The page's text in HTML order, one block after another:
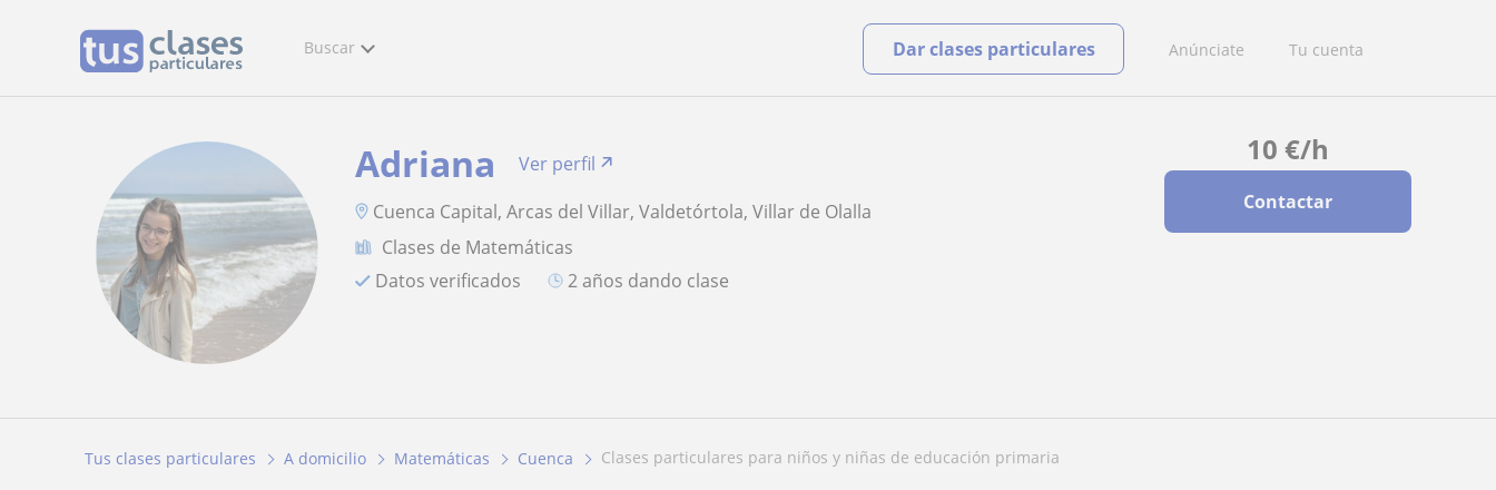
Buscar Anúnciate Tu cuenta
Dar clases particulares
10 €/h
Contactar
Adriana
Ver perfil
Cuenca Capital, Arcas del Villar, Valdetórtola, Villar de Olalla
Clases de Matemáticas
Datos verificados
2 años dando clase
Tus clases particulares A domicilio Matemáticas Cuenca clases particulares para niños y niñas de educación primaria